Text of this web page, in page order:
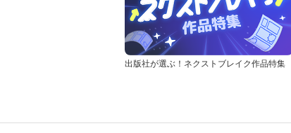
出版社が選ぶ！ネクストブレイク作品特集